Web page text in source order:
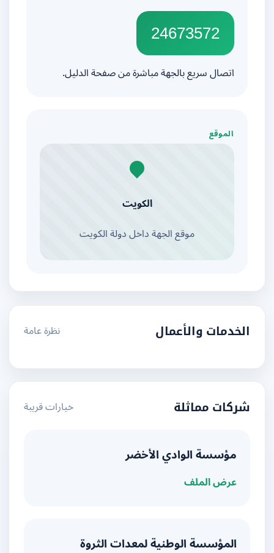
24673572
اتصال سريع بالجهة مباشرة من صفحة الدليل.
الموقع
الكويت
موقع الجهة داخل دولة الكويت
الخدمات والأعمال نظرة عامة
شركات مماثلة خيارات قريبة
مؤسسة الوادي الأخضر
عرض الملف
المؤسسة الوطنية لمعدات الثروة